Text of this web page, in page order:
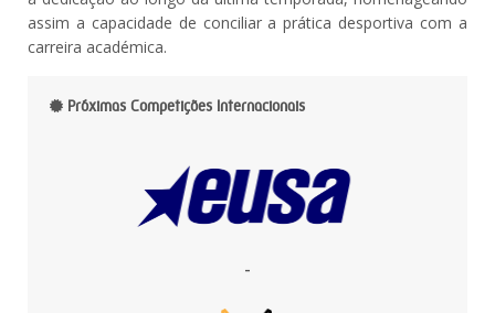
assim a capacidade de conciliar a prática desportiva com a
carreira académica.
Próximas Competições Internacionais
-